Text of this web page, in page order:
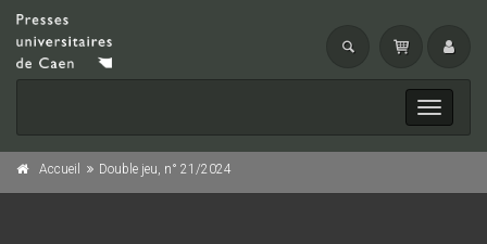
Toggle
Accueil Double jeu, n° 21/2024